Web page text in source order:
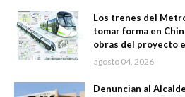
Los trenes del
tomar forma en
obras del proyecto
agosto 04, 2026
Denuncian al